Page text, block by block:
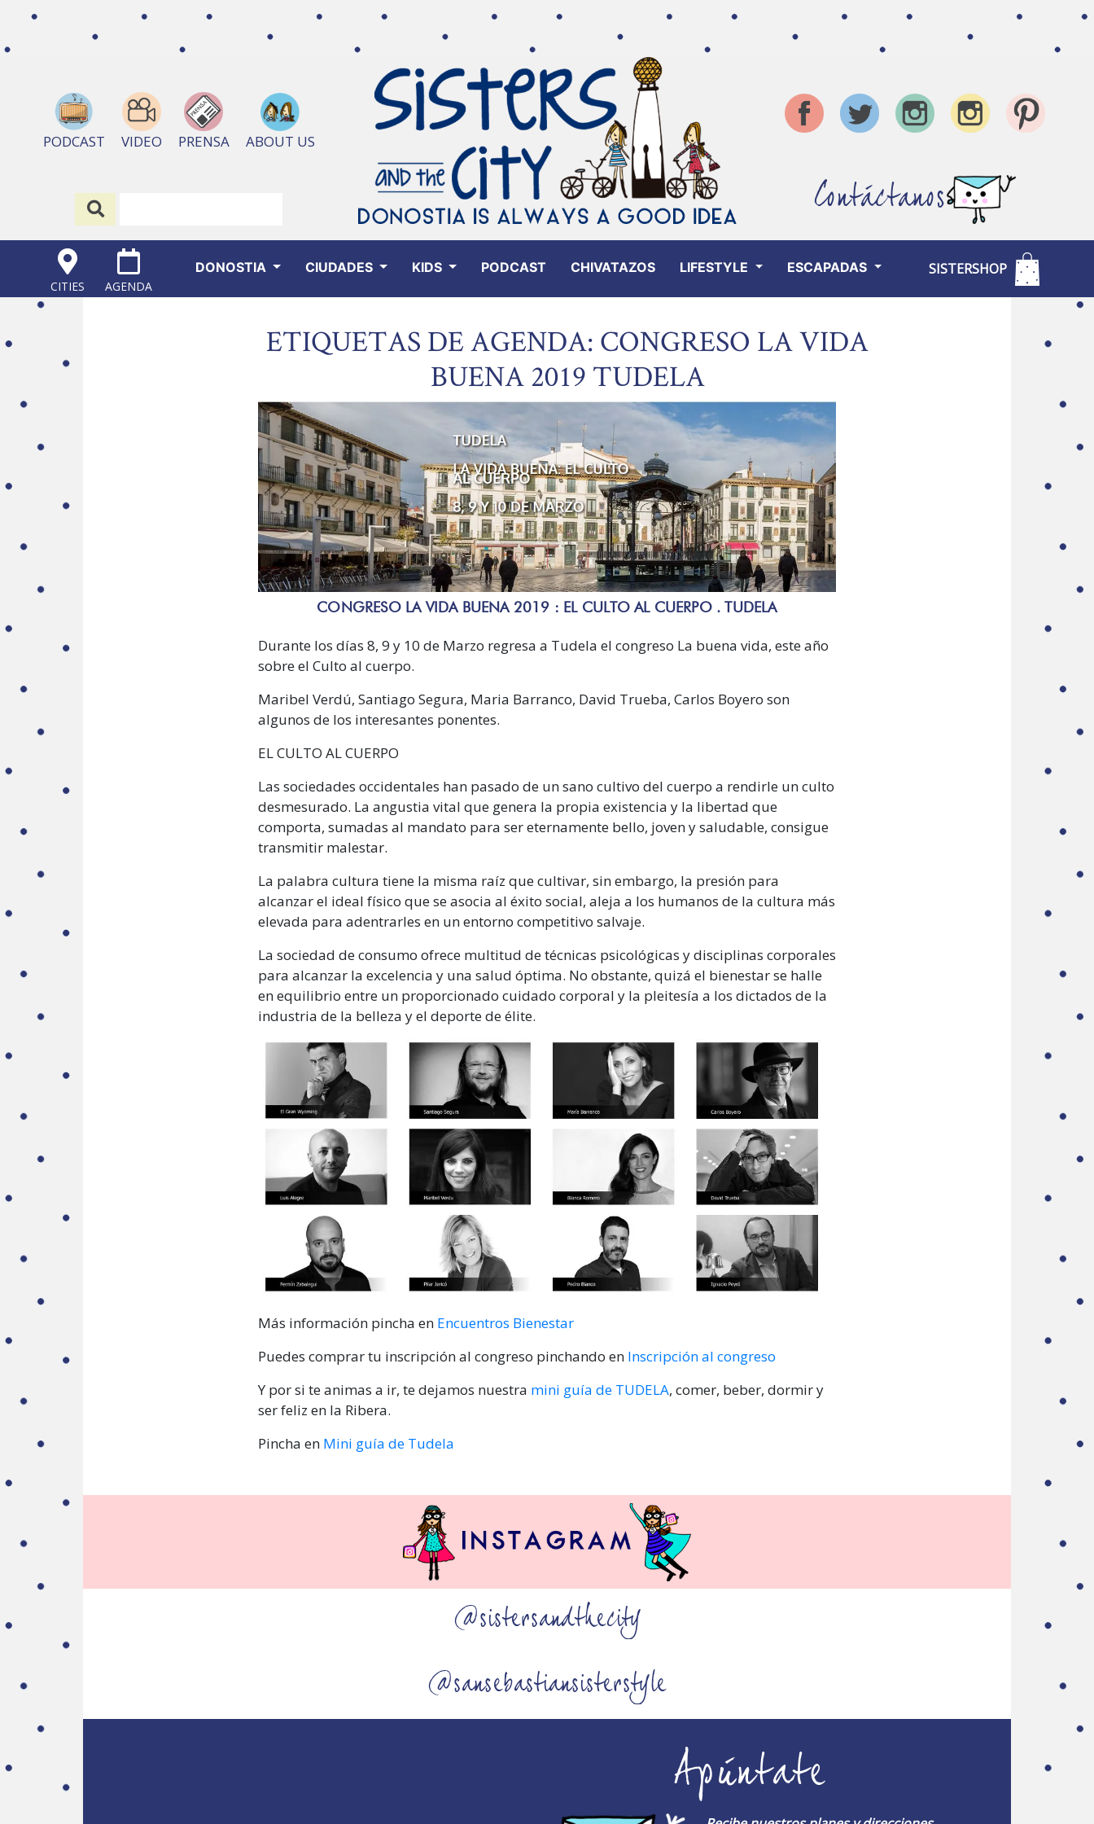
PODCAST VIDEO PRENSA ABOUT US
Contáctanos
CITIES AGENDA
DONOSTIA CIUDADES KIDS PODCAST CHIVATAZOS LIFESTYLE ESCAPADAS SISTERSHOP
ETIQUETAS DE AGENDA: CONGRESO LA VIDA
BUENA 2019 TUDELA
CONGRESO LA VIDA BUENA 2019 : EL CULTO AL CUERPO . TUDELA
Durante los días 8, 9 y 10 de Marzo regresa a Tudela el congreso La buena vida, este año
sobre el Culto al cuerpo.
Maribel Verdú, Santiago Segura, Maria Barranco, David Trueba, Carlos Boyero son
algunos de los interesantes ponentes.
EL CULTO AL CUERPO
Las sociedades occidentales han pasado de un sano cultivo del cuerpo a rendirle un culto
desmesurado. La angustia vital que genera la propia existencia y la libertad que
comporta, sumadas al mandato para ser eternamente bello, joven y saludable, consigue
transmitir malestar.
La palabra cultura tiene la misma raíz que cultivar, sin embargo, la presión para
alcanzar el ideal físico que se asocia al éxito social, aleja a los humanos de la cultura más
elevada para adentrarles en un entorno competitivo salvaje.
La sociedad de consumo ofrece multitud de técnicas psicológicas y disciplinas corporales
para alcanzar la excelencia y una salud óptima. No obstante, quizá el bienestar se halle
en equilibrio entre un proporcionado cuidado corporal y la pleitesía a los dictados de la
industria de la belleza y el deporte de élite.
Más información pincha en Encuentros Bienestar
Puedes comprar tu inscripción al congreso pinchando en Inscripción al congreso
Y por si te animas a ir, te dejamos nuestra mini guía de TUDELA, comer, beber, dormir y
ser feliz en la Ribera.
Pincha en Mini guía de Tudela
@sistersandthecity
@sansebastiansisterstyle
Apúntate